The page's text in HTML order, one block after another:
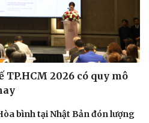
TP.HCM 2026 có quy mô
bình tại Nhật Bản đón lượng